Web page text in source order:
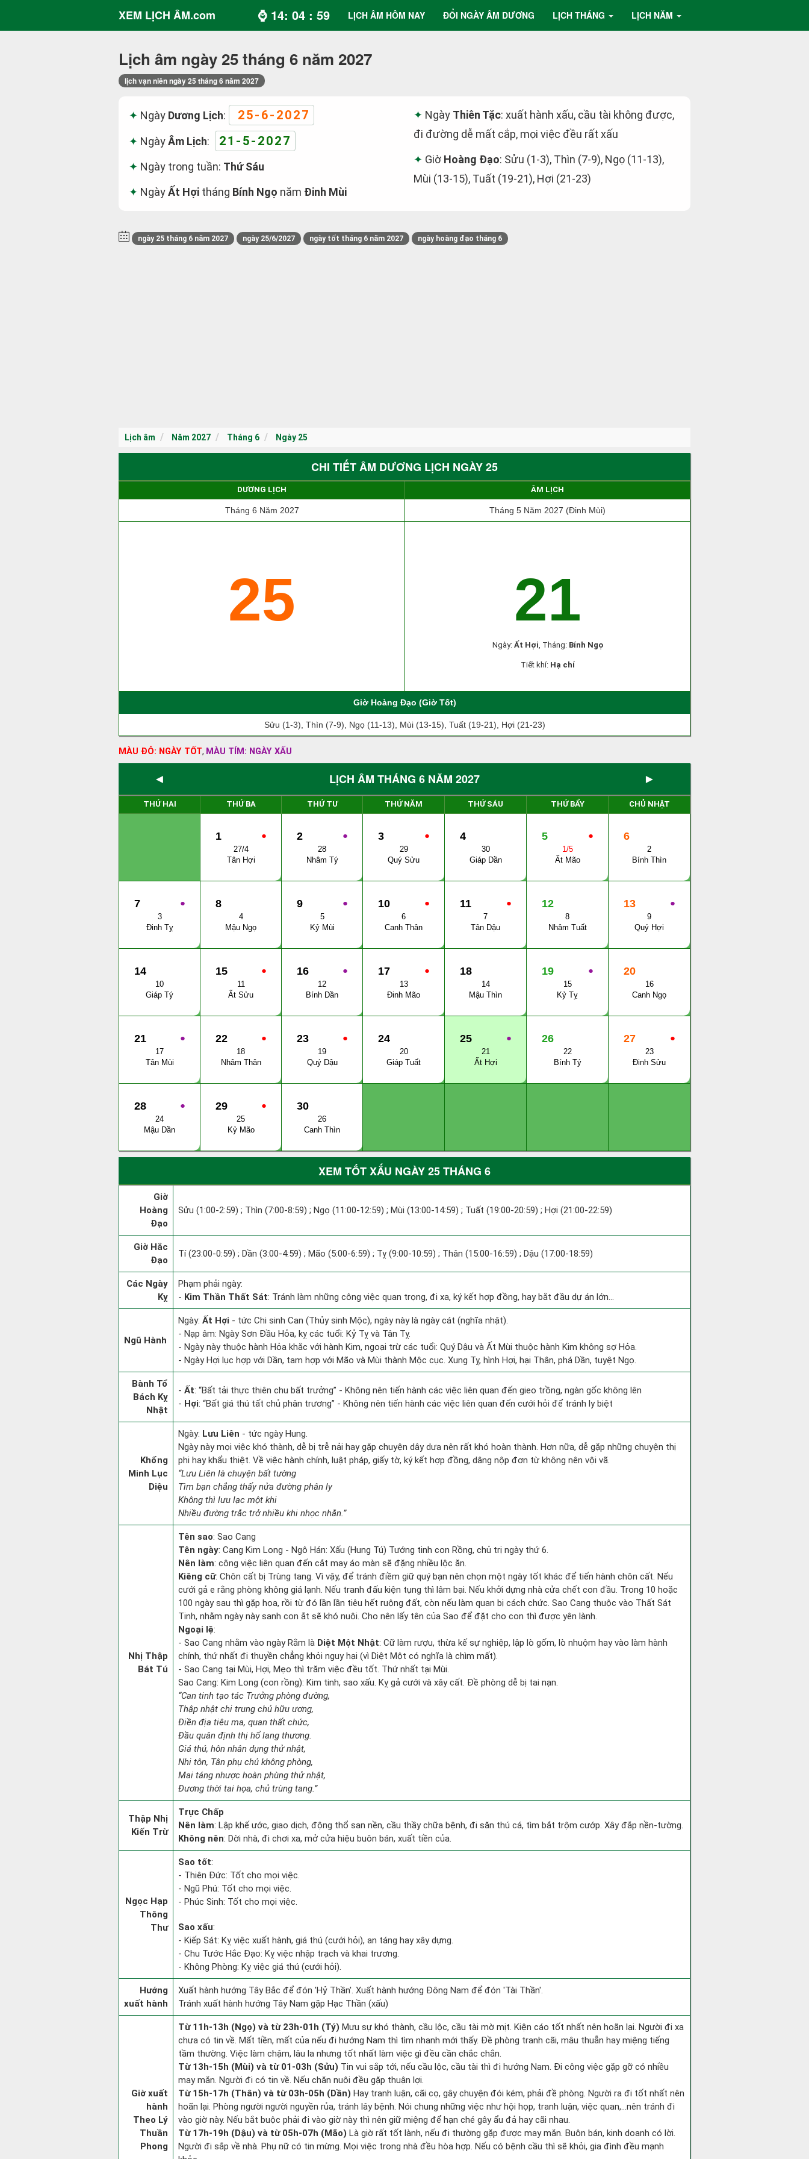
XEM LỊCH ÂM.com ⌚ 14: 05 : 00 LỊCH ÂM HÔM NAY ĐỔI NGÀY ÂM DƯƠNG LỊCH THÁNG LỊCH NĂM
Lịch âm ngày 25 tháng 6 năm 2027
lịch vạn niên ngày 25 tháng 6 năm 2027
Ngày Dương Lịch: 25-6-2027
NgàyÂm Lịch: 21-5-2027
Ngày trong tuần: Thứ Sáu
NgàyẤt Hợi tháng Bính Ngọ năm Đinh Mùi
Ngày Thiên Tặc: xuất hành xấu, cầu tài không được,
đi đường dễ mất cắp, mọi việc đều rất xấu
Giờ Hoàng Đạo: Sửu (1-3), Thìn (7-9), Ngọ (11-13),
Mùi (13-15), Tuất (19-21), Hợi (21-23)
ngày 25 tháng 6 năm 2027 ngày 25/6/2027 ngày tốt tháng 6 năm 2027 ngày hoàng đạo tháng 6
Lịch âm Năm 2027 Tháng 6 Ngày 25
CHI TIẾT ÂM DƯƠNG LỊCH NGÀY 25
DƯƠNG LỊCH ÂM LỊCH
Tháng 6 Năm 2027 Tháng 5 Năm 2027 (Đinh Mùi)
25 21
Ngày: Ất Hợi, Tháng: Bính Ngọ
Tiết khí: Hạ chí
Giờ Hoàng Đạo (Giờ Tốt)
Sửu (1-3), Thìn (7-9), Ngọ (11-13), Mùi (13-15), Tuất (19-21), Hợi (21-23)
MÀU ĐỎ: NGÀY TỐT, MÀU TÍM: NGÀY XẤU
◄ LỊCH ÂM THÁNG 6 NĂM 2027 ►
THỨ HAI THỨ BA THỨ TƯ THỨ NĂM THỨ SÁU THỨ BẨY CHỦ NHẬT
●
1
27/4
Tân Hợi
●
2
28
Nhâm Tý
●
3
29
Quý Sửu
4
30
Giáp Dần
●
5
1/5
Ất Mão
6
2
Bính Thìn
●
7
3
Đinh Tỵ
8
4
Mậu Ngọ
●
9
5
Kỷ Mùi
●
10
6
Canh Thân
●
11
7
Tân Dậu
12
8
Nhâm Tuất
●
13
9
Quý Hợi
14
10
Giáp Tý
●
15
11
Ất Sửu
●
16
12
Bính Dần
●
17
13
Đinh Mão
18
14
Mậu Thìn
●
19
15
Kỷ Tỵ
20
16
Canh Ngọ
●
21
17
Tân Mùi
●
22
18
Nhâm Thân
●
23
19
Quý Dậu
24
20
Giáp Tuất
●
25
21
Ất Hợi
26
22
Bính Tý
●
27
23
Đinh Sửu
●
28
24
Mậu Dần
●
29
25
Kỷ Mão
30
26
Canh Thìn
XEM TỐT XẤU NGÀY 25 THÁNG 6
Giờ
Hoàng
Đạo
Sửu (1:00-2:59) ; Thìn (7:00-8:59) ; Ngọ (11:00-12:59) ; Mùi (13:00-14:59) ; Tuất (19:00-20:59) ; Hợi (21:00-22:59)
Giờ Hắc
Đạo
Tí (23:00-0:59) ; Dần (3:00-4:59) ; Mão (5:00-6:59) ; Tỵ (9:00-10:59) ; Thân (15:00-16:59) ; Dậu (17:00-18:59)
Các Ngày
Kỵ
Phạm phải ngày:
- Kim Thần Thất Sát: Tránh làm những công việc quan trọng, đi xa, ký kết hợp đồng, hay bắt đầu dự án lớn...
Ngũ Hành
Ngày: Ất Hợi - tức Chi sinh Can (Thủy sinh Mộc), ngày này là ngày cát (nghĩa nhật).
- Nạp âm: Ngày Sơn Đầu Hỏa, kỵ các tuổi: Kỷ Tỵ và Tân Tỵ.
- Ngày này thuộc hành Hỏa khắc với hành Kim, ngoại trừ các tuổi: Quý Dậu và Ất Mùi thuộc hành Kim không sợ Hỏa.
- Ngày Hợi lục hợp với Dần, tam hợp với Mão và Mùi thành Mộc cục. Xung Tỵ, hình Hợi, hại Thân, phá Dần, tuyệt Ngọ.
Bành Tổ
Bách Kỵ
Nhật
- Ất: “Bất tải thực thiên chu bất trưởng” - Không nên tiến hành các việc liên quan đến gieo trồng, ngàn gốc không lên
- Hợi: “Bất giá thú tất chủ phân trương” - Không nên tiến hành các việc liên quan đến cưới hỏi để tránh ly biệt
Khổng
Minh Lục
Diệu
Ngày: Lưu Liên - tức ngày Hung.
Ngày này mọi việc khó thành, dễ bị trễ nải hay gặp chuyện dây dưa nên rất khó hoàn thành. Hơn nữa, dễ gặp những chuyện thị
phi hay khẩu thiệt. Về việc hành chính, luật pháp, giấy tờ, ký kết hợp đồng, dâng nộp đơn từ không nên vội vã.
“Lưu Liên là chuyện bất tường
Tìm bạn chẳng thấy nửa đường phân ly
Không thì lưu lạc một khi
Nhiều đường trắc trở nhiều khi nhọc nhằn.”
Nhị Thập
Bát Tú
Tên sao: Sao Cang
Tên ngày: Cang Kim Long - Ngô Hán: Xấu (Hung Tú) Tướng tinh con Rồng, chủ trị ngày thứ 6.
Nên làm: công việc liên quan đến cắt may áo màn sẽ đặng nhiều lộc ăn.
Kiêng cữ: Chôn cất bị Trùng tang. Vì vậy, để tránh điềm giữ quý bạn nên chọn một ngày tốt khác để tiến hành chôn cất. Nếu
cưới gả e rằng phòng không giá lạnh. Nếu tranh đấu kiện tụng thì lâm bại. Nếu khởi dựng nhà cửa chết con đầu. Trong 10 hoặc
100 ngày sau thì gặp họa, rồi từ đó lần lần tiêu hết ruộng đất, còn nếu làm quan bị cách chức. Sao Cang thuộc vào Thất Sát
Tinh, nhằm ngày này sanh con ắt sẽ khó nuôi. Cho nên lấy tên của Sao để đặt cho con thì được yên lành.
Ngoại lệ:
- Sao Cang nhằm vào ngày Rằm là Diệt Một Nhật: Cữ làm rượu, thừa kế sự nghiệp, lập lò gốm, lò nhuộm hay vào làm hành
chính, thứ nhất đi thuyền chẳng khỏi nguy hại (vì Diệt Một có nghĩa là chìm mất).
- Sao Cang tại Mùi, Hợi, Mẹo thì trăm việc đều tốt. Thứ nhất tại Mùi.
Sao Cang: Kim Long (con rồng): Kim tinh, sao xấu. Kỵ gả cưới và xây cất. Đề phòng dễ bị tai nạn.
“Can tinh tạo tác Trưởng phòng đường,
Thập nhật chi trung chủ hữu ương,
Điền địa tiêu ma, quan thất chức,
Đầu quân định thị hổ lang thương.
Giá thú, hôn nhân dụng thử nhật,
Nhi tôn, Tân phụ chủ không phòng,
Mai táng nhược hoàn phùng thử nhật,
Đương thời tai họa, chủ trùng tang.”
Thập Nhị
Kiến Trừ
Trực Chấp
Nên làm: Lập khế ước, giao dịch, động thổ san nền, cầu thầy chữa bệnh, đi săn thú cá, tìm bắt trộm cướp. Xây đắp nền-tường.
Không nên: Dời nhà, đi chơi xa, mở cửa hiệu buôn bán, xuất tiền của.
Ngọc Hạp
Thông
Thư
Sao tốt:
- Thiên Đức: Tốt cho mọi việc.
- Ngũ Phú: Tốt cho mọi việc.
- Phúc Sinh: Tốt cho mọi việc.
Sao xấu:
- Kiếp Sát: Kỵ việc xuất hành, giá thú (cưới hỏi), an táng hay xây dựng.
- Chu Tước Hắc Đạo: Kỵ việc nhập trạch và khai trương.
- Không Phòng: Kỵ việc giá thú (cưới hỏi).
Hướng
xuất hành
Xuất hành hướng Tây Bắc để đón 'Hỷ Thần'. Xuất hành hướng Đông Nam để đón 'Tài Thần'.
Tránh xuất hành hướng Tây Nam gặp Hạc Thần (xấu)
Giờ xuất
hành
Theo Lý
Thuần
Phong
Từ 11h-13h (Ngọ) và từ 23h-01h (Tý) Mưu sự khó thành, cầu lộc, cầu tài mờ mịt. Kiện cáo tốt nhất nên hoãn lại. Người đi xa
chưa có tin về. Mất tiền, mất của nếu đi hướng Nam thì tìm nhanh mới thấy. Đề phòng tranh cãi, mâu thuẫn hay miệng tiếng
tầm thường. Việc làm chậm, lâu la nhưng tốt nhất làm việc gì đều cần chắc chắn.
Từ 13h-15h (Mùi) và từ 01-03h (Sửu) Tin vui sắp tới, nếu cầu lộc, cầu tài thì đi hướng Nam. Đi công việc gặp gỡ có nhiều
may mắn. Người đi có tin về. Nếu chăn nuôi đều gặp thuận lợi.
Từ 15h-17h (Thân) và từ 03h-05h (Dần) Hay tranh luận, cãi cọ, gây chuyện đói kém, phải đề phòng. Người ra đi tốt nhất nên
hoãn lại. Phòng người người nguyền rủa, tránh lây bệnh. Nói chung những việc như hội họp, tranh luận, việc quan,…nên tránh đi
vào giờ này. Nếu bắt buộc phải đi vào giờ này thì nên giữ miệng để hạn ché gây ẩu đả hay cãi nhau.
Từ 17h-19h (Dậu) và từ 05h-07h (Mão) Là giờ rất tốt lành, nếu đi thường gặp được may mắn. Buôn bán, kinh doanh có lời.
Người đi sắp về nhà. Phụ nữ có tin mừng. Mọi việc trong nhà đều hòa hợp. Nếu có bệnh cầu thì sẽ khỏi, gia đình đều mạnh